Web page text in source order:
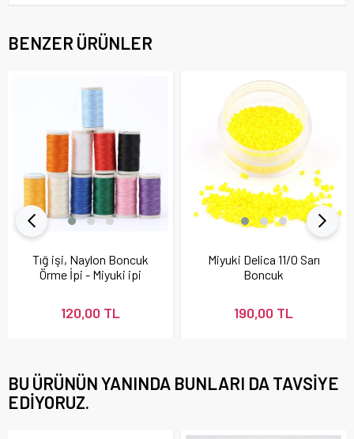
BENZER ÜRÜNLER
Tığ işi, Naylon Boncuk
Örme İpi - Miyuki ipi
120,00 TL
Miyuki Delica 11/0 Sarı
Boncuk
190,00 TL
BU ÜRÜNÜN YANINDA BUNLARI DA TAVSIYE
EDIYORUZ.